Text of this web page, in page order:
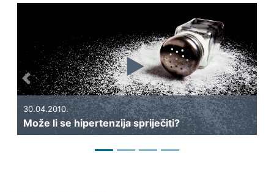
30.04.2010.
Može li se hipertenzija spriječiti?
Previous Next